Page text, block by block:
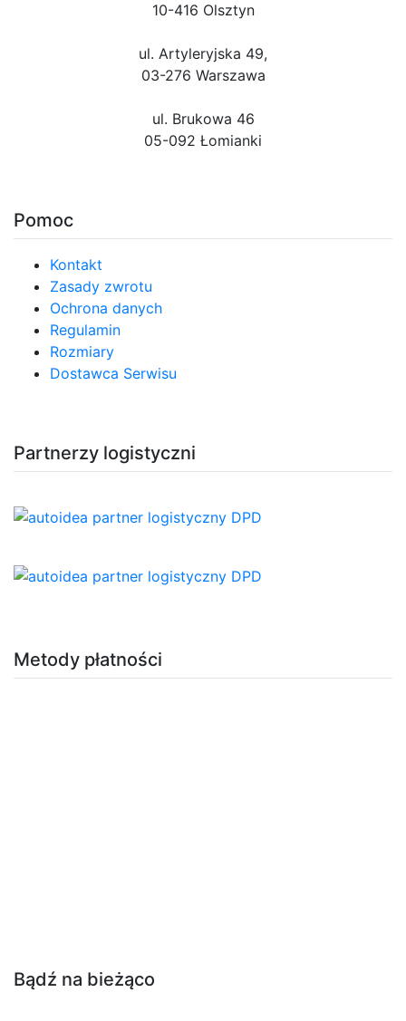
10-416 Olsztyn
ul. Artyleryjska 49,
03-276 Warszawa
ul. Brukowa 46
05-092 Łomianki
Pomoc
Kontakt
Zasady zwrotu
Ochrona danych
Regulamin
Rozmiary
Dostawca Serwisu
Partnerzy logistyczni
Metody płatności
Bądź na bieżąco